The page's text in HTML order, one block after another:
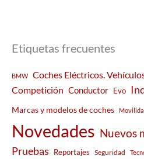
Etiquetas frecuentes
BMW
Coches Eléctricos.
Competición Conductor Evo
Marcas y modelos de coches
Novedades Nuevos
Pruebas Reportajes Seguridad